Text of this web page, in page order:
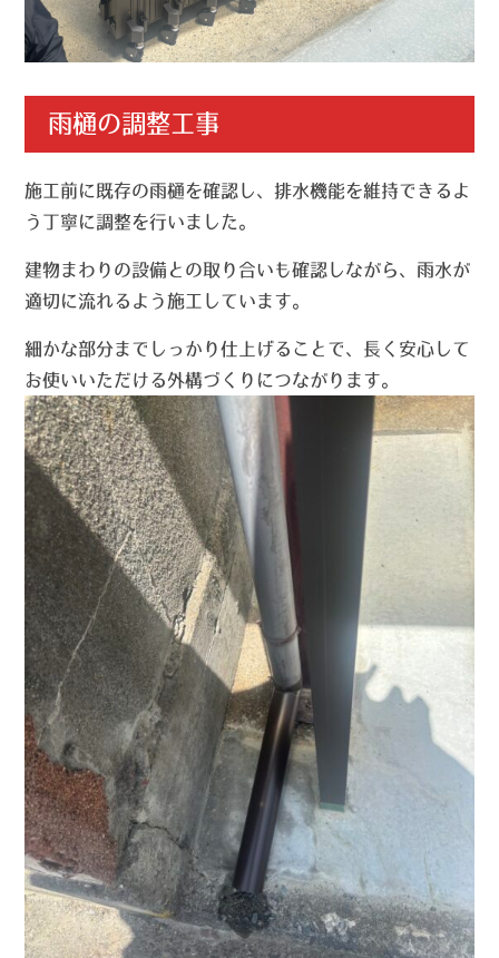
雨樋の調整工事
施工前に既存の雨樋を確認し、排水機能を維持できるよ
う丁寧に調整を行いました。
建物まわりの設備との取り合いも確認しながら、雨水が
適切に流れるよう施工しています。
細かな部分までしっかり仕上げることで、長く安心して
お使いいただける外構づくりにつながります。